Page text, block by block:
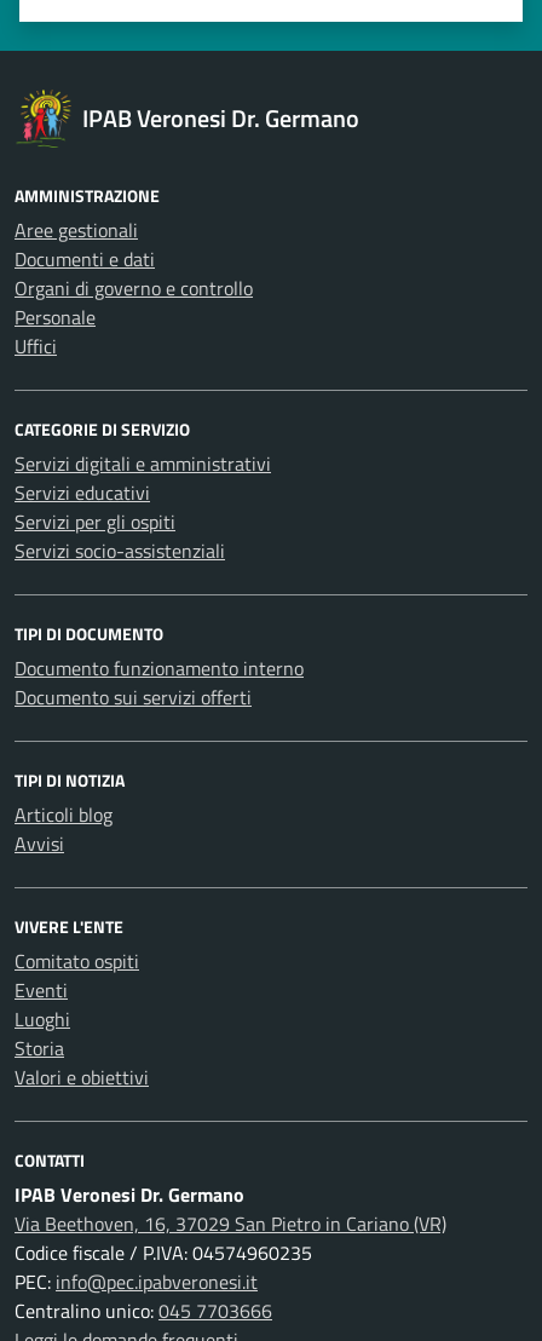
Valuta 5 stelle su 5
Valuta 4 stelle su 5
Valuta 3 stelle su 5
Valuta 2 stelle su 5
Valuta 1 stelle su 5
IPAB Veronesi Dr. Germano
AMMINISTRAZIONE
Aree gestionali
Documenti e dati
Organi di governo e controllo
Personale
Uffici
CATEGORIE DI SERVIZIO
Servizi digitali e amministrativi
Servizi educativi
Servizi per gli ospiti
Servizi socio-assistenziali
TIPI DI DOCUMENTO
Documento funzionamento interno
Documento sui servizi offerti
TIPI DI NOTIZIA
Articoli blog
Avvisi
VIVERE L'ENTE
Comitato ospiti
Eventi
Luoghi
Storia
Valori e obiettivi
CONTATTI
IPAB Veronesi Dr. Germano
Via Beethoven, 16, 37029 San Pietro in Cariano (VR)
Codice fiscale / P.IVA: 04574960235
PEC: info@pec.ipabveronesi.it
Centralino unico:045 7703666